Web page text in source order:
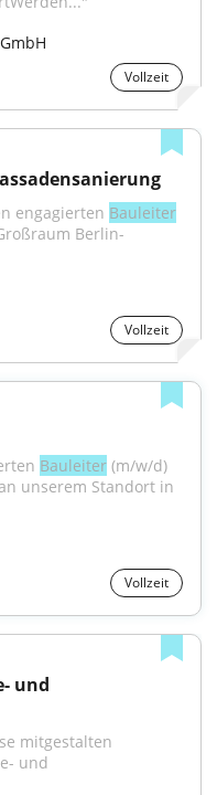
Vollzeit
engagierten Bauleiter
Berlin-
Vollzeit
Bauleiter (m/w/d)
unserem Standort in
Vollzeit
und
mitgestalten
und